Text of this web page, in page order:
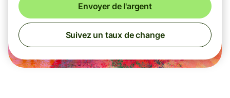
Envoyer de l'argent
Suivez un taux de change